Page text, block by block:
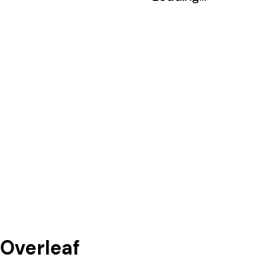
أفضل محرر LaTeX بالذكاء الاصطناعي، بديل Overleaf